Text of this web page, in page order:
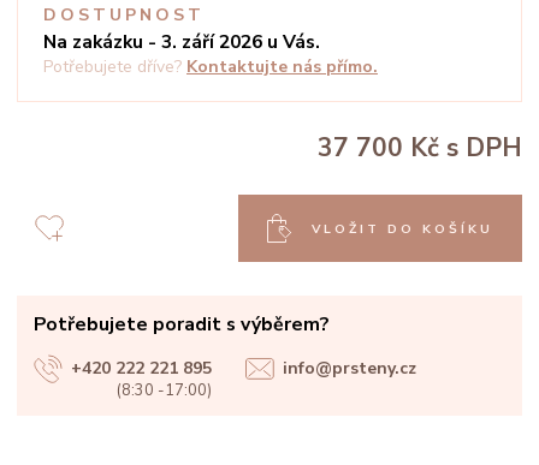
DOSTUPNOST
Na zakázku - 3. září 2026 u Vás.
Potřebujete dříve? Kontaktujte nás přímo.
37 700 Kč s DPH
VLOŽIT DO KOŠÍKU
Potřebujete poradit s výběrem?
+420 222 221 895
(8:30 -17:00)
info@prsteny.cz